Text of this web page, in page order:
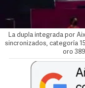
La dupla integrada por
sincronizados, categoría
oro